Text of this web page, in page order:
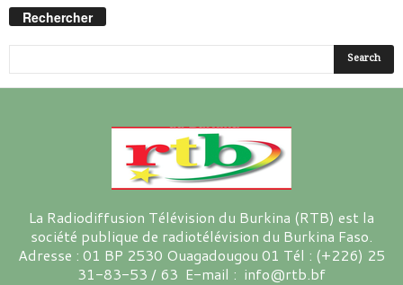
Rechercher
La Radiodiffusion Télévision du Burkina (RTB) est la
société publique de radiotélévision du Burkina Faso.
Adresse : 01 BP 2530 Ouagadougou 01 Tél : (+226) 25
31-83-53 / 63 E-mail : info@rtb.bf